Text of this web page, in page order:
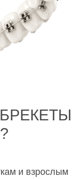
и взрослым